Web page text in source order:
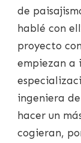
de
hablé con
proyecto
empiezan a
ingeniera
hacer un
cogieran,